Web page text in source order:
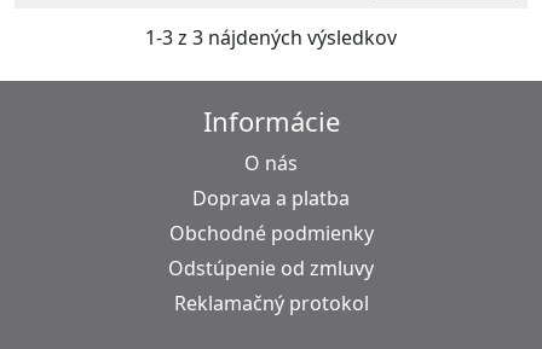
1-3 z 3 nájdených výsledkov
Informácie
O nás
Doprava a platba
Obchodné podmienky
Odstúpenie od zmluvy
Reklamačný protokol